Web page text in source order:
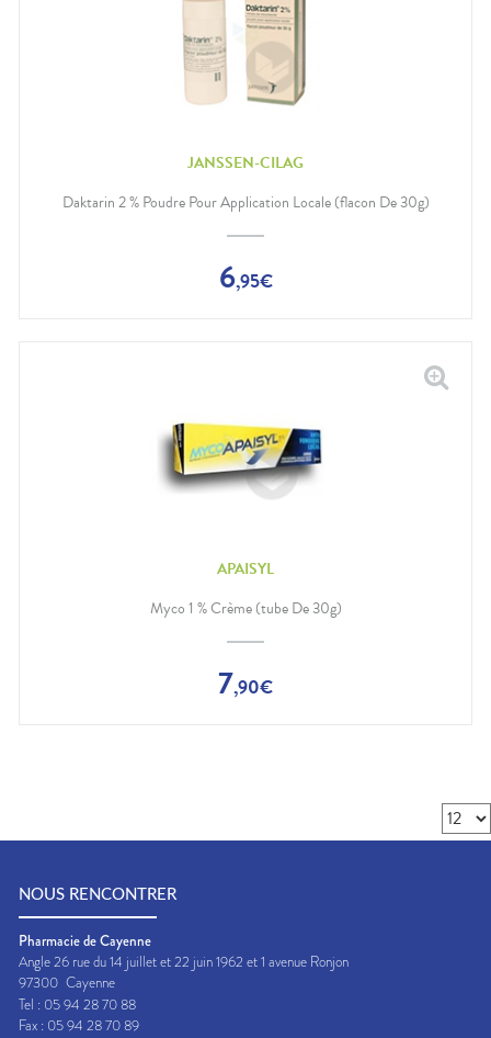
JANSSEN-CILAG
Daktarin 2 % Poudre Pour Application Locale (flacon De 30g)
6,95€
APAISYL
Myco 1 % Crème (tube De 30g)
7,90€
NOUS RENCONTRER
Pharmacie de Cayenne
Angle 26 rue du 14 juillet et 22 juin 1962 et 1 avenue Ronjon
97300 Cayenne
Tel : 05 94 28 70 88
Fax : 05 94 28 70 89